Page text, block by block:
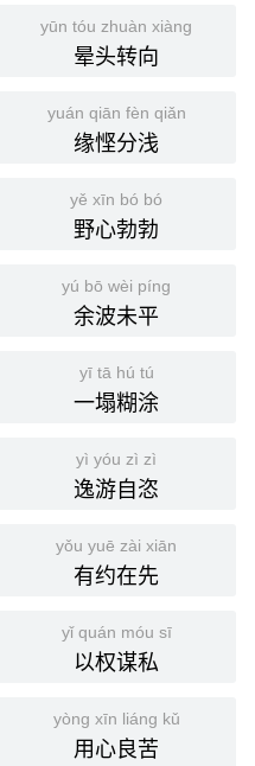
yūn tóu zhuàn xiàng
晕头转向
yuán qiān fèn qiǎn
缘悭分浅
yě xīn bó bó
野心勃勃
yú bō wèi píng
余波未平
qǐ yī tā hú tú
一塌糊涂
yì yóu zì zì
逸游自恣
yǒu yuē zài xiān
有约在先
yǐ quán móu sī
以权谋私
yòng xīn liáng kǔ
用心良苦